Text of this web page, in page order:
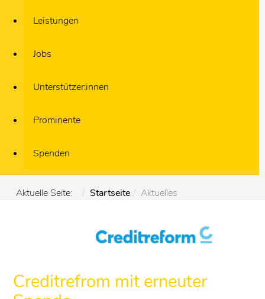
Leistungen
Jobs
Unterstützer:innen
Prominente
Spenden
Aktuelle Seite: Startseite Aktuelles
Creditrefrom mit erneuter